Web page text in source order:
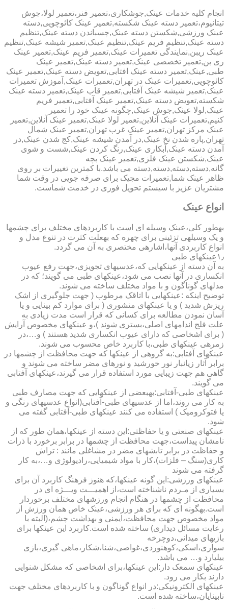
انجام کلیه خدمات عینک,جوشکاری،تعمیر فنر،تعمیر لولا،جوش
تیتانیوم،تعمیر دسته عینک شکسته,تعمیر عینک کائوچویی,دسته
عینک ورزشی,شکستن دسته عینک,چسباندن دسته عینک,تنظیم
دسته عینک,تنظیم فریم عینک,تنظیم عینک,تعمیر شیشه عینک,تنظیم
عینک ریبن,نمایندگی تعمیرات عینک,تعمیر فریم عینک,تعمیر عینک
ری بن,تعمیر تخصصی عینک,تعمیر دسته عینک,تعمیر عینک
طبی,عینک,تعمیر دسته عینک افتابی,تعویض دسته عینک,تعمیر عینک
کائوچویی,تعمیرات عینک در تهران,تعمیرات عینک,آموزش تعمیرات
عینک,تعمیر شیشه عینک آفتابی,تعمیر قاب عینک,تعمیر دسته عینک
شکسته,تعویض دسته عینک,تعمیر عینک آفتابی,تعمیر فریم
عینک,لولا عینک,جوش عینک,چگونه عینک خود را تعمیر
کنیم,تعمیرات عینک آنلاین,تعمیر لولا عینک,تعمیر عینک آنلاین,تعمیر
عینک مرکز تهران,تعمیر عینک غرب تهران,تعمیر عینک شمال
تهران,پاره شدن نخ عینک,در آمدن شیشه عینک,کج شدن عینک,در
آمدن دسته عینک,آبکاری عینک,رنگ کردن عینک,شست و شوی
عینک,شکستن عینک فلزی,تعمیر عینک بچه
گانه,دسته,دسته,دسته,دسته می باشد.با کمترین تغییرات بر روی
ظاهر عینک شما,تعمیرات مجیک برای صرفه جویی در وقت شما
مشتریان عزیز با سیستم تحویل فوری در خدمت شماست.
انواع عینک
به­طور کلی،عینک وسیله ای است با کاربردهای مختلف برای چشمها
و یک وسیله­ی تزئینی برای چهره که به­علت کثرت در تنوع مدل و
انواع کاربردی آنها،اشاره­ی مختصری به آن می گردد.
۱٫عینکهای طبی
به آن دسته از عینکهایی که،عدسیهای تجویزی،جهت رفع عیوب
انکساری در آنها نصب می شود،عینکهای طبی می گویند؛ که در
مدلهای گوناگون و با مواد مختلف ساخته می شوند.
توضیح اینکه :عینکهایی با اتاقک مرطوب ( جهت جلوگیری از اشک
ریزش شدید ) و یا عینکهای منشوری ( برای موارد کم بینایی و یا
آسان نمودن مطالعه برای کسانی که قرار است مدت زیادی به
علت فلج اندامهای اصلی،بستری شوند )،و عینکهای مخصوص آرایش
( برای اشخاصی که دارای عیوب انکساری شدید هستند ) و…،در
زمره­ی عینکهای طبی،با کاربرد خاص محسوب می شوند.
عینکهای آفتابی:به گروهی از عینکها که جهت محافظت از چشمها در
برابر آثار زیانبار نور خورشید و نورهای مضر ساخته می شوند و
گاهی هم جهت زیبایی مورد استفاده قرار می گیرند،عینکهای آفتابی
می گویند.
عینکهای طبی-آفتابی:به­بعضی از عینکهایی که جهت مصارف طبی
به کار می روند،اما از عدسیهای طبی-آفتابی(انواع عدسیهای رنگی و
یا فتوکرومیک ) استفاده می کنند عینکهای طبی-آفتابی گفته می
شود.
عینکهای صنعتی و یا حفاظتی:این دسته از عینکها،همان طور که از
نامشان پیداست،جهت محافظت از چشمها در برابر برخورد با ذرات
و حفاظت در برابر تابشهای مضر در مشاغلی مانند : تراش
کاری(سنگ – فلزات)،کار با مواد شیمیایی،رادیولوژی و…،به کار
گرفته می شوند
عینکهای ورزشی:این گونه عینکها،که هنوز فرهنگ کاربرد آن برای
بسیاری از مـردم ناشناخته است،از اهمیـــت ویـــژه ای در
محافظت از چشمها در هنگام انجام ورزشهای مختلف برخوردار
است.به­گونه ای که برای هر ورزشی،عینک خاص همان ورزش از
مواد مخصوص جهت محافظت،ایمنی و بهداشت چشم،(البته با
رعایت مسائل دیداری) ساخته شده است.کاربرد این عینکها برای
بازیهای میدانی،دوچرخه
سواری،اسکی،کوهنوردی،غواصی،شنا،شکار،ماهی گیری،بازی
بیلیارد و… می باشد.
عینکهای سمعک دار:این عینکها،برای اشخاصی که مشکل شنوایی
دارند بکار می رود.
عینکهای الکترونیکی:در انواع گوناگون و با کاربردهای مختلف جهت
نابینایان،ساخته شده است.